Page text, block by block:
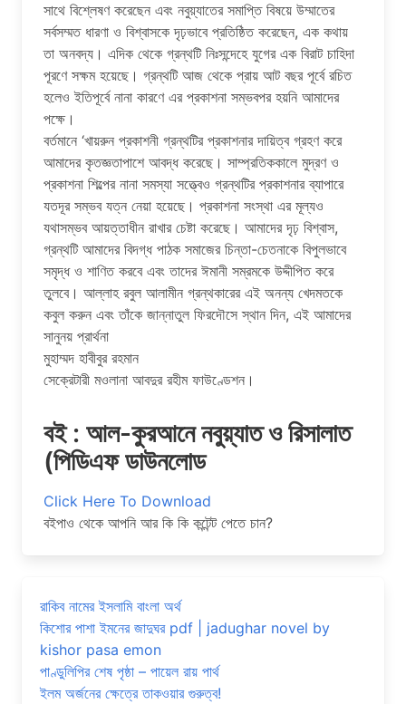
সাথে বিশ্লেষণ করেছেন এবং নবুয়্যাতের সমাপ্তি বিষয়ে উম্মাতের
সর্বসম্মত ধারণা ও বিশ্বাসকে দৃঢ়ভাবে প্রতিষ্ঠিত করেছেন, এক কথায়
তা অনবদ্য। এদিক থেকে গ্রন্থটি নিঃসন্দেহে যুগের এক বিরাট চাহিদা
পূরণে সক্ষম হয়েছে। গ্রন্থটি আজ থেকে প্রায় আট বছর পূর্বে রচিত
হলেও ইতিপূর্বে নানা কারণে এর প্রকাশনা সম্ভবপর হয়নি আমাদের
পক্ষে।
বর্তমানে ‘খায়রুন প্রকাশনী গ্রন্থটির প্রকাশনার দায়িত্ব গ্রহণ করে
আমাদের কৃতজ্ঞতাপাশে আবদ্ধ করেছে। সাম্প্রতিককালে মুদ্রণ ও
প্রকাশনা শিল্পের নানা সমস্যা সত্ত্বেও গ্রন্থটির প্রকাশনার ব্যাপারে
যতদূর সম্ভব যত্ন নেয়া হয়েছে। প্রকাশনা সংস্থা এর মূল্যও
যথাসম্ভব আয়ত্তাধীন রাখার চেষ্টা করেছে। আমাদের দৃঢ় বিশ্বাস,
গ্রন্থটি আমাদের বিদগ্ধ পাঠক সমাজের চিন্তা-চেতনাকে বিপুলভাবে
সমৃদ্ধ ও শাণিত করবে এবং তাদের ঈমানী সম্রমকে উদ্দীপিত করে
তুলবে। আল্লাহ রবুল আলামীন গ্রন্থকারের এই অনন্য খেদমতকে
কবুল করুন এবং তাঁকে জান্নাতুল ফিরদৌসে স্থান দিন, এই আমাদের
সানুনয় প্রার্থনা
মুহাম্মদ হাবীবুর রহমান
সেক্রেটারী মওলানা আবদুর রহীম ফাউণ্ডেশন।
বই : আল-কুরআনে নবুয়্যাত ও রিসালাত
(পিডিএফ ডাউনলোড
Click Here To Download
বইপাও থেকে আপনি আর কি কি কন্টেন্ট পেতে চান?
রাকিব নামের ইসলামি বাংলা অর্থ
কিশোর পাশা ইমনের জাদুঘর pdf | jadughar novel by
kishor pasa emon
পাণ্ডুলিপির শেষ পৃষ্ঠা – পায়েল রায় পার্থ
ইলম অর্জনের ক্ষেত্রে তাকওয়ার গুরুত্ব!